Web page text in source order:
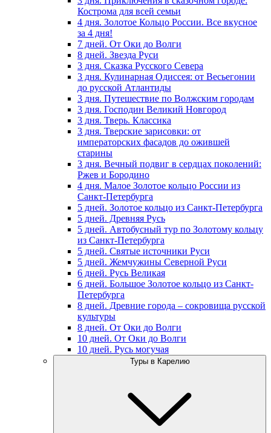
Кострома для всей семьи
4 дня. Золотое Кольцо России. Все вкусное
за 4 дня!
7 дней. От Оки до Волги
8 дней. Звезда Руси
3 дня. Сказка Русского Севера
3 дня. Кулинарная Одиссея: от Весьегонии
до русской Атлантиды
3 дня. Путешествие по Волжским городам
3 дня. Господин Великий Новгород
3 дня. Тверь. Классика
3 дня. Тверские зарисовки: от
императорских фасадов до ожившей
старины
3 дня. Вечный подвиг в сердцах поколений:
Ржев и Бородино
4 дня. Малое Золотое кольцо России из
Санкт-Петербурга
5 дней. Золотое кольцо из Санкт-Петербурга
5 дней. Древняя Русь
5 дней. Автобусный тур по Золотому кольцу
из Санкт-Петербурга
5 дней. Святые источники Руси
5 дней. Жемчужины Северной Руси
6 дней. Русь Великая
6 дней. Большое Золотое кольцо из Санкт-
Петербурга
8 дней. Древние города – сокровища русской
культуры
8 дней. От Оки до Волги
10 дней. От Оки до Волги
10 дней. Русь могучая
Туры в Карелию